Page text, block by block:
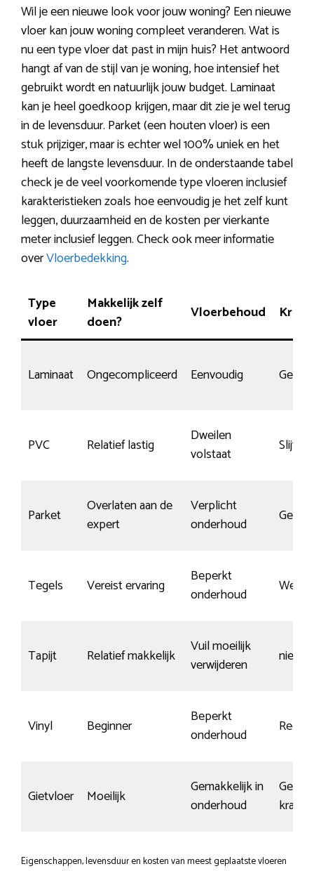
Wil je een nieuwe look voor jouw woning? Een nieuwe
vloer kan jouw woning compleet veranderen. Wat is
nu een type vloer dat past in mijn huis? Het antwoord
hangt af van de stijl van je woning, hoe intensief het
gebruikt wordt en natuurlijk jouw budget. Laminaat
kan je heel goedkoop krijgen, maar dit zie je wel terug
in de levensduur. Parket (een houten vloer) is een
stuk prijziger, maar is echter wel 100% uniek en het
heeft de langste levensduur. In de onderstaande tabel
check je de veel voorkomende type vloeren inclusief
karakteristieken zoals hoe eenvoudig je het zelf kunt
leggen, duurzaamheid en de kosten per vierkante
meter inclusief leggen. Check ook meer informatie
overVloerbedekking.
Type
vloer
Makkelijk zelf
doen?
Vloerbehoud
Laminaat Ongecompliceerd Eenvoudig
PVC Relatief lastig
Dweilen
volstaat
Parket
Overlaten aan de
expert
Verplicht
onderhoud
Tegels Vereist ervaring
Beperkt
onderhoud
Tapijt Relatief makkelijk
Vuil moeilijk
verwijderen
niet
Vinyl Beginner
Beperkt
onderhoud
Gietvloer Moeilijk
Gemakkelijk in
onderhoud
Eigenschappen, levensduur en kosten van meest geplaatste vloeren